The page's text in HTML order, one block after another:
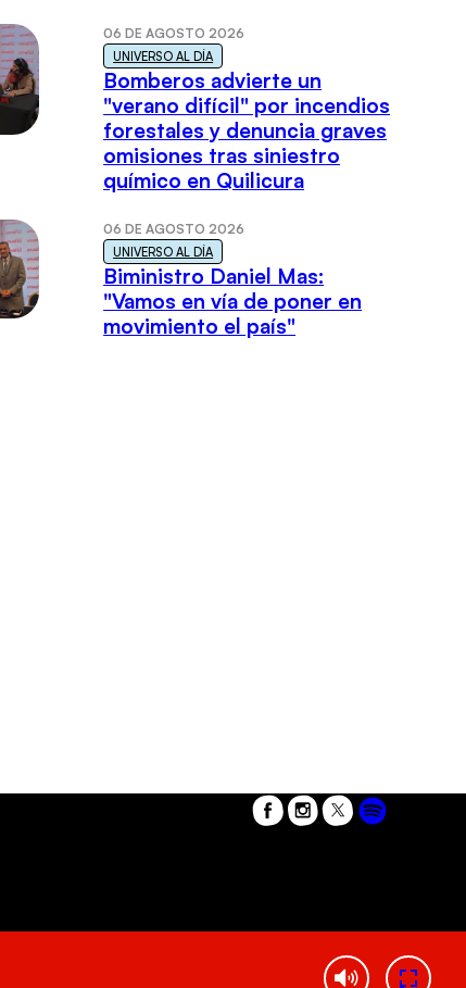
06 DE AGOSTO 2026
UNIVERSO AL DÍA
Bomberos advierte un
"verano difícil" por incendios
forestales y denuncia graves
omisiones tras siniestro
químico en Quilicura
06 DE AGOSTO 2026
UNIVERSO AL DÍA
Biministro Daniel Mas:
"Vamos en vía de poner en
movimiento el país"